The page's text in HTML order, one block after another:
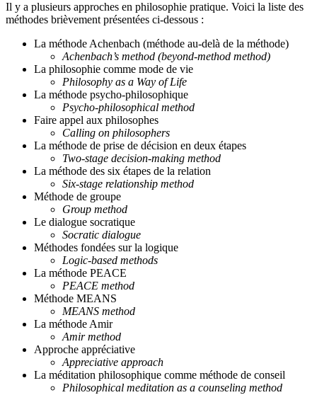
Il y a plusieurs approches en philosophie pratique. Voici la liste des
méthodes brièvement présentées ci-dessous :
La méthode Achenbach (méthode au-delà de la méthode)
Achenbach’s method (beyond-method method)
La philosophie comme mode de vie
Philosophy as a Way of Life
La méthode psycho-philosophique
Psycho-philosophical method
Faire appel aux philosophes
Calling on philosophers
La méthode de prise de décision en deux étapes
Two-stage decision-making method
La méthode des six étapes de la relation
Six-stage relationship method
Méthode de groupe
Group method
Le dialogue socratique
Socratic dialogue
Méthodes fondées sur la logique
Logic-based methods
La méthode PEACE
PEACE method
Méthode MEANS
MEANS method
La méthode Amir
Amir method
Approche appréciative
Appreciative approach
La méditation philosophique comme méthode de conseil
Philosophical meditation as a counseling method